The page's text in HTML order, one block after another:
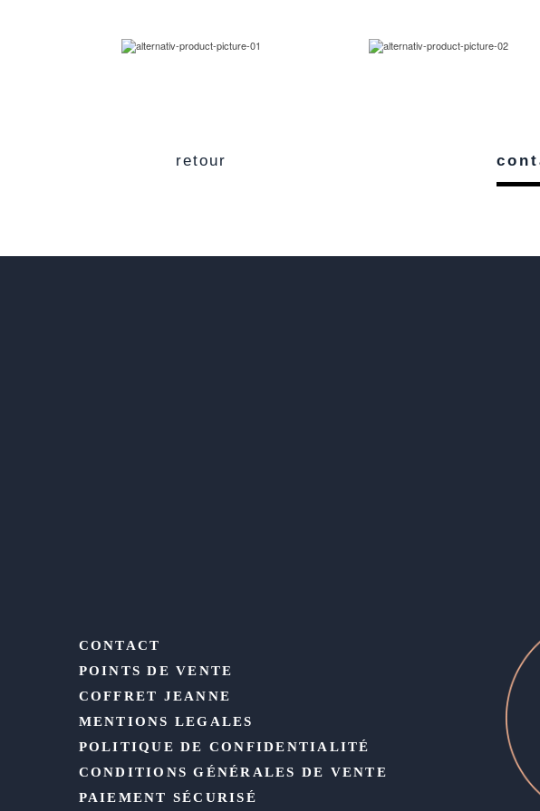
retour
CONTACT
POINTS DE VENTE
COFFRET JEANNE
MENTIONS LEGALES
POLITIQUE DE CONFIDENTIALITÉ
CONDITIONS GÉNÉRALES DE VENTE
PAIEMENT SÉCURISÉ